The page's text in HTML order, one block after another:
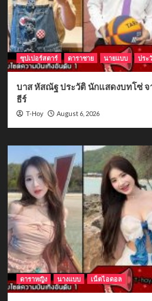
ซุปเปอร์สตาร์ ดาราชาย นายแบบ ประ
บาส หัสณัฐ ประวัติ นักแสดงบทโซ่ จ
ธีร์
T-Hoy August 6, 2026
ดาราหญิง นางแบบ เน็ตไอดอล